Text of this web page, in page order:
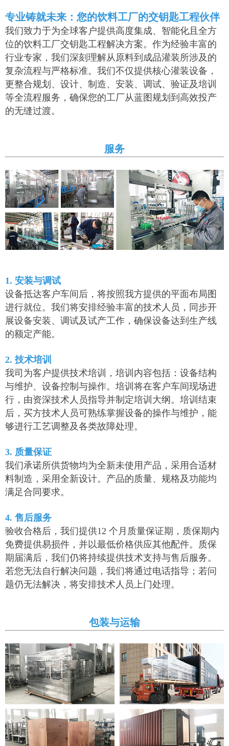
专业铸就未来：您的饮料工厂的交钥匙工程伙伴
我们致力于为全球客户提供高度集成、智能化且全方
位的饮料工厂交钥匙工程解决方案。作为经验丰富的
行业专家，我们深刻理解从原料到成品灌装所涉及的
复杂流程与严格标准。我们不仅提供核心灌装设备，
更整合规划、设计、制造、安装、调试、验证及培训
等全流程服务，确保您的工厂从蓝图规划到高效投产
的无缝过渡。
服务
1. 安装与调试
设备抵达客户车间后，将按照我方提供的平面布局图
进行就位。我们将安排经验丰富的技术人员，同步开
展设备安装、调试及试产工作，确保设备达到生产线
的额定产能。
2. 技术培训
我司为客户提供技术培训，培训内容包括：设备结构
与维护、设备控制与操作。培训将在客户车间现场进
行，由资深技术人员指导并制定培训大纲。培训结束
后，买方技术人员可熟练掌握设备的操作与维护，能
够进行工艺调整及各类故障处理。
3. 质量保证
我们承诺所供货物均为全新未使用产品，采用合适材
料制造，采用全新设计。产品的质量、规格及功能均
满足合同要求。
4. 售后服务
验收合格后，我们提供12 个月质量保证期，质保期内
免费提供易损件，并以最低价格供应其他配件。质保
期届满后，我们仍将持续提供技术支持与售后服务。
若您无法自行解决问题，我们将通过电话指导；若问
题仍无法解决，将安排技术人员上门处理。
包装与运输